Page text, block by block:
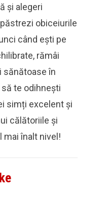
și alegeri
obiceiurile
când ești pe
rămâi
sănătoase în
te odihnești
simți excelent și
călătoriile și
mai înalt nivel!